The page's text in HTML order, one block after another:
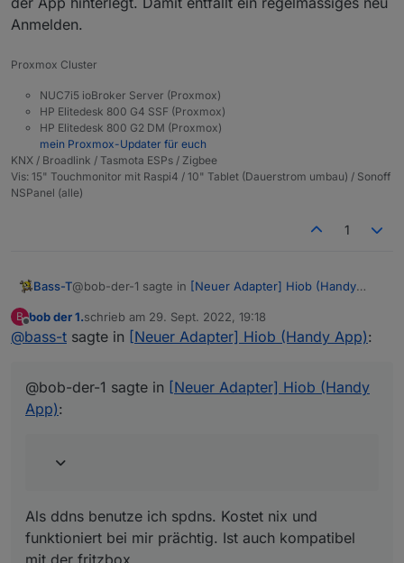
Anmelden.
Proxmox Cluster
NUC7i5 ioBroker Server (Proxmox)
HP Elitedesk 800 G4 SSF (Proxmox)
HP Elitedesk 800 G2 DM (Proxmox)
mein Proxmox-Updater für euch
KNX / Broadlink / Tasmota ESPs / Zigbee
Vis: 15" Touchmonitor mit Raspi4 / 10" Tablet (Dauerstrom umbau) / Sonoff
NSPanel (alle)
1
Bass-T@bob-der-1 sagte in [Neuer Adapter] Hiob (Handy
@bass-t
das,aber die wird ja bei der Zwangstrennung
geändert.
bei mir prächtig. Ist auch kompatibel mit der fritzbox.
B
Offline
bob der 1.schrieb am 29. Sept. 2022, 19:18
zuletzt editiert von
@bass-t sagte in [Neuer Adapter] Hiob (Handy App):
@bob-der-1 sagte in [Neuer Adapter] Hiob (Handy
App):
Als ddns benutze ich spdns. Kostet nix und
funktioniert bei mir prächtig. Ist auch kompatibel